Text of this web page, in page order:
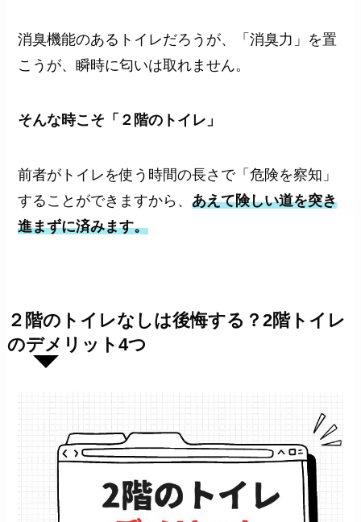
消臭機能のあるトイレだろうが、「消臭力」を置
こうが、瞬時に匂いは取れません。
そんな時こそ「２階のトイレ」
前者がトイレを使う時間の長さで「危険を察知」
することができますから、あえて険しい道を突き
進まずに済みます。
２階のトイレなしは後悔する？2階トイレ
のデメリット4つ